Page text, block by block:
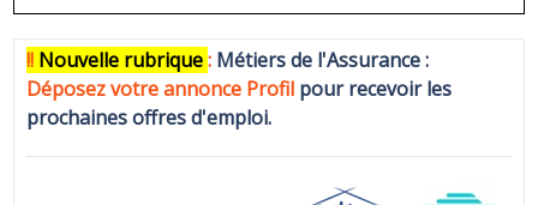
!! Nouvelle rubrique: Métiers de l'Assurance :
Déposez votre annonce Profil pour recevoir les
prochaines offres d'emploi.